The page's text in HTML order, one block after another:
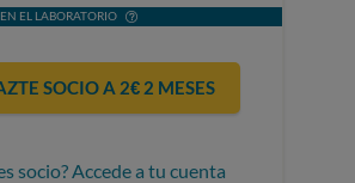
EL LABORATORIO
SOCIO A 2€ 2 MESES
socio? Accede a tu cuenta